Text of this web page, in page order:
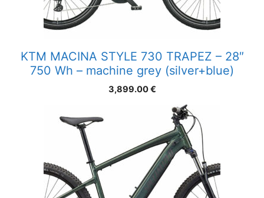
KTM MACINA STYLE 730 TRAPEZ – 28″
750 Wh – machine grey (silver+blue)
3,899.00€